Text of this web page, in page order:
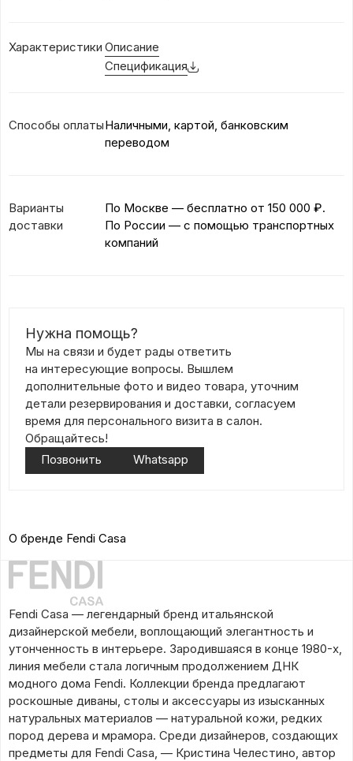
Характеристики Описание
Спецификация
Способы оплатыНаличными, картой, банковским
переводом
Варианты
доставки
По Москве — бесплатно от 150 000 ₽.
По России — с помощью транспортных
компаний
Нужна помощь?
Мы на связи и будет рады ответить
на интересующие вопросы. Вышлем
дополнительные фото и видео товара, уточним
детали резервирования и доставки, согласуем
время для персонального визита в салон.
Обращайтесь!
Позвонить
Whatsapp
О бренде Fendi Casa
Fendi Casa — легендарный бренд итальянской
дизайнерской мебели, воплощающий элегантность и
утонченность в интерьере. Зародившаяся в конце 1980-х,
линия мебели стала логичным продолжением ДНК
модного дома Fendi. Коллекции бренда предлагают
роскошные диваны, столы и аксессуары из изысканных
натуральных материалов — натуральной кожи, редких
пород дерева и мрамора. Среди дизайнеров, создающих
предметы для Fendi Casa, — Кристина Челестино, автор